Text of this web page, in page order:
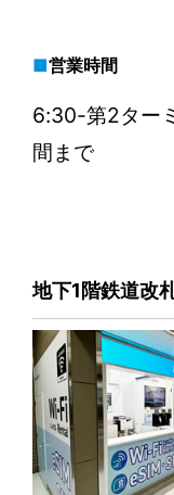
営業時間
6:30-第2ター
間まで
地下1階鉄道改